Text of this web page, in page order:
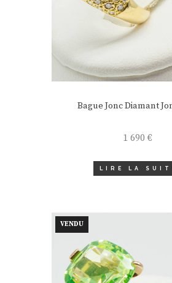
Bague Jonc Diamant
1 690 €
LIRE LA
VENDU